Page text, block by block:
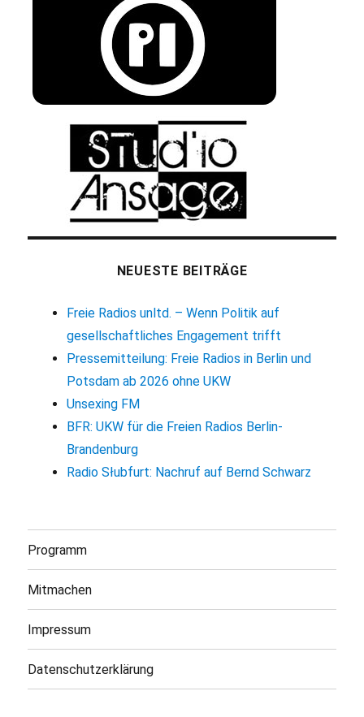
NEUESTE BEITRÄGE
Freie Radios unltd. – Wenn Politik auf
gesellschaftliches Engagement trifft
Pressemitteilung: Freie Radios in Berlin und
Potsdam ab 2026 ohne UKW
Unsexing FM
BFR: UKW für die Freien Radios Berlin-
Brandenburg
Radio Słubfurt: Nachruf auf Bernd Schwarz
Programm
Mitmachen
Impressum
Datenschutzerklärung